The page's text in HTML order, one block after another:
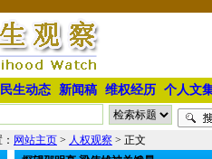
民生动态 新闻稿 维权经历 个人文
网站主页 > 人权观察 > 正文